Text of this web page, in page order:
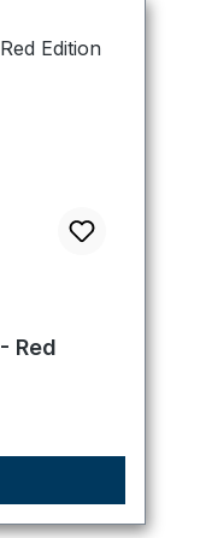
5 von 5 Sternen
Red